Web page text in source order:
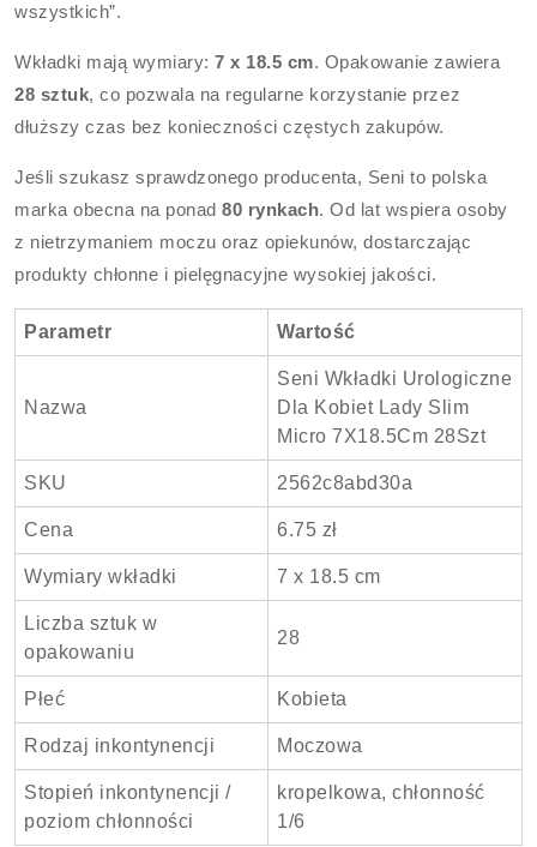
wszystkich”.
Wkładki mają wymiary:7 x 18.5 cm. Opakowanie zawiera
28 sztuk, co pozwala na regularne korzystanie przez
dłuższy czas bez konieczności częstych zakupów.
Jeśli szukasz sprawdzonego producenta, Seni to polska
marka obecna na ponad80 rynkach. Od lat wspiera osoby
z nietrzymaniem moczu oraz opiekunów, dostarczając
produkty chłonne i pielęgnacyjne wysokiej jakości.
Parametr Wartość
Nazwa
Seni Wkładki Urologiczne
Dla Kobiet Lady Slim
Micro 7X18.5Cm 28Szt
SKU 2562c8abd30a
Cena 6.75 zł
Wymiary wkładki 7 x 18.5 cm
Liczba sztuk w
opakowaniu
28
Płeć Kobieta
Rodzaj inkontynencji Moczowa
Stopień inkontynencji /
poziom chłonności
kropelkowa, chłonność
1/6